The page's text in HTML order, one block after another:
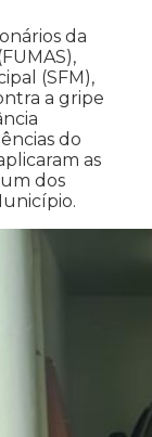
da
(SFM),
a gripe
do
as
dos